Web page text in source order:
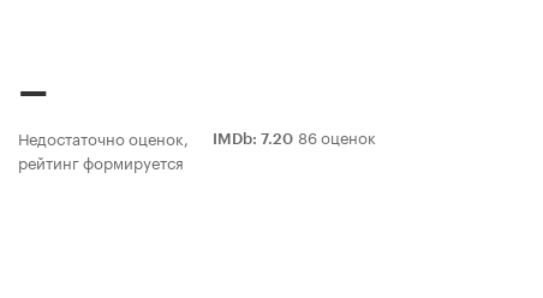
–
Недостаточно оценок,
рейтинг формируется
IMDb: 7.20 86 оценок